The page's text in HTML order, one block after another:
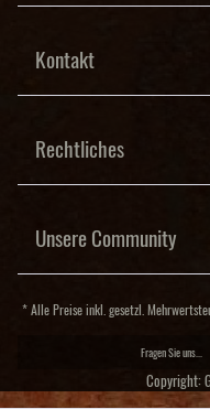
Kontakt
Rechtliches
Unsere Community
* Alle Preise inkl. gesetzl.
Fragen Sie uns...
Copyright: